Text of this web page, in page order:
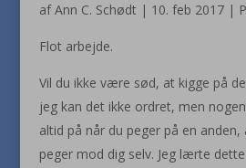
af Ann C. Schødt | 10. feb 2017 |
Flot arbejde.
Vil du ikke være sød, at kigge på
jeg kan det ikke ordret, men
altid på når du peger på en
peger mod dig selv. Jeg lærte